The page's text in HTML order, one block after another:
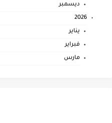
ديسمبر
2026
يناير
فبراير
مارس